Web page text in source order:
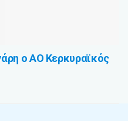
ο ΑΟ Κερκυραϊκός